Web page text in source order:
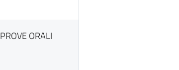
PROVE ORALI